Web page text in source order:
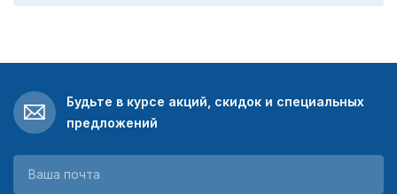
Будьте в курсе акций, скидок и специальных
предложений